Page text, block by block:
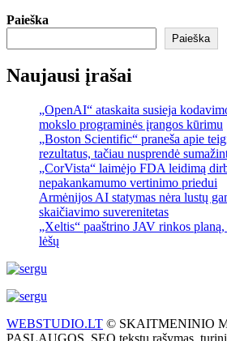
Paieška
Paieška
Naujausi įrašai
„OpenAI“ ataskaita susieja
mokslo programinės įrangos kūrimu
„Boston Scientific“ praneša apie
rezultatus, tačiau nusprendė
„CorVista“ laimėjo FDA leidimą
nepakankamumo vertinimo priedui
Armėnijos AI statymas nėra lustų
skaičiavimo suverenitetas
„Xeltis“ paaštrino JAV rinkos
lėšų
WEBSTUDIO.LT © SKAITMENINIO